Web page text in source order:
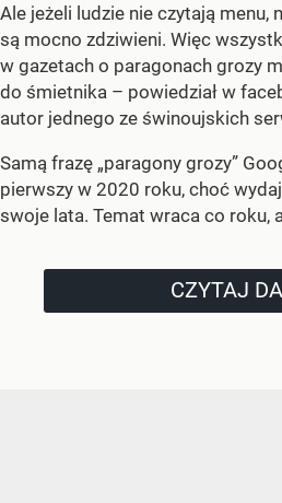
Ale jeżeli ludzie nie czytają menu,
są mocno zdziwieni. Więc
w gazetach o paragonach grozy
do śmietnika – powiedział w
autor jednego ze świnoujskich
Samą frazę „paragony grozy”
pierwszy w 2020 roku, choć
swoje lata. Temat wraca co roku,
CZYTAJ